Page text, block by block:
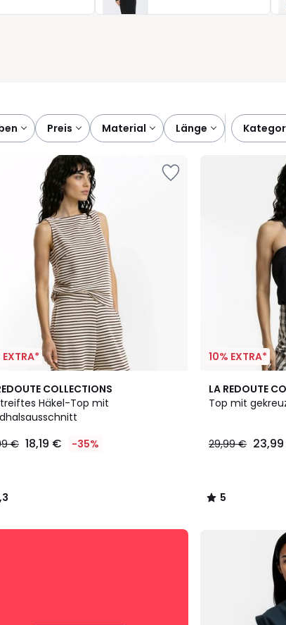
wie das ganze Jahr über gut angezogen zu sein - ohne
preis material länge
EXTRA*
COLLECTIONS
Häkel-Top mit
€ 18,19 € -35%
10% EXTRA*
LA REDOUTE
Top mit
29,99 €
5
/
5
/